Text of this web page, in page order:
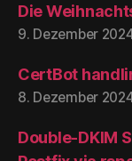
Die
9. Dezember
CertBot
8. Dezember
Double-DKIM